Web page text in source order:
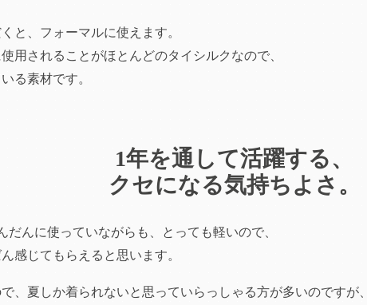
と、フォーマルに使えます。
用されることがほとんどのタイシルクなので、
る素材です。
1年を通して活躍する、
クセになる気持ちよさ。
だんに使っていながらも、とっても軽いので、
感じてもらえると思います。
、夏しか着られないと思っていらっしゃる方が多いのですが、